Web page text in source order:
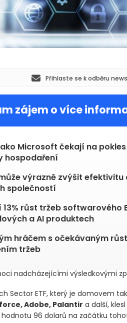
Přihlaste se k odběru
zájem o více
Microsoft čekají na
hospodaření
výrazně zvýšit
společností
růst tržeb softwarového
a AI produktech
hráčem s očekávaným
tržeb
nadcházejícími výsledkovými
Sector ETF, který je domovem
Adobe, Palantir a další,
hodnotu 96 dolarů na začátku